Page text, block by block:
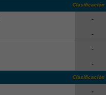
Clasificación
-
-
-
-
Clasificación
-